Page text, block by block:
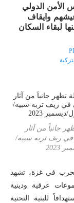
الأمن الدولي
وايقاف
لبقاء السكان
جانباً من آثار
في ريف تربه سبيه/
في غزة، تشهد
عرقية ودينية
للبنية التحتية